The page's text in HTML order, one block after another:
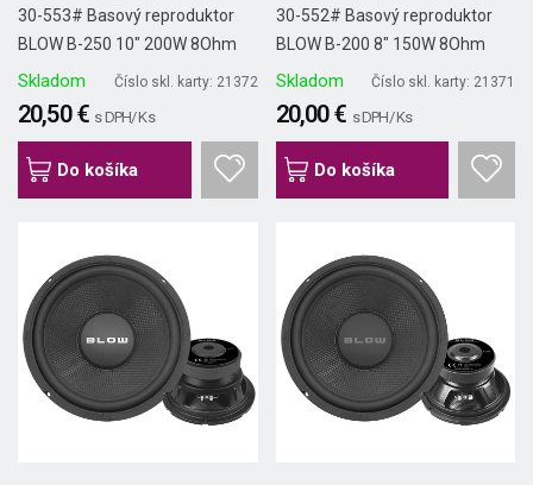
30-553# Basový reproduktor
BLOW B-250 10" 200W 8Ohm
Skladom Číslo skl. karty: 21372
20,50 € s DPH/ Ks
Do košíka
30-552# Basový reproduktor
BLOW B-200 8" 150W 8Ohm
Skladom Číslo skl. karty: 21371
20,00 € s DPH/ Ks
Do košíka